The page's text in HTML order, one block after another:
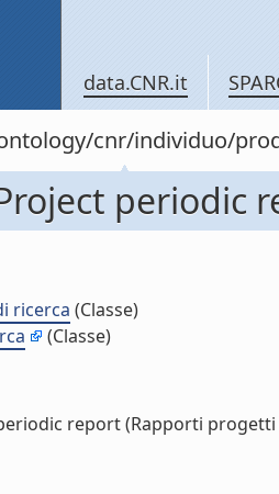
data.CNR.it
cnr/individuo/
periodic
ricerca (Classe)
(Classe)
report (Rapporti